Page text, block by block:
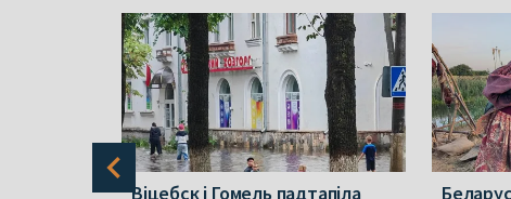
Віцебск і Гомель падтапіла